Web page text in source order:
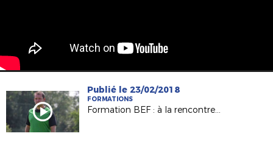
Publié le 23/02/2018
FORMATIONS
Formation BEF : à la rencontre de Clément GIRARD (FC Chabossière Couëron)